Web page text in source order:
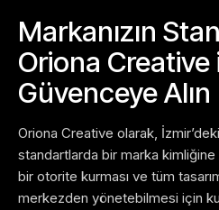
Markanızın
Oriona Creative
Güvenceye Alın
Oriona Creative olarak,
standartlarda bir marka kimliğine
bir otorite kurması ve tüm
merkezden yönetebilmesi için